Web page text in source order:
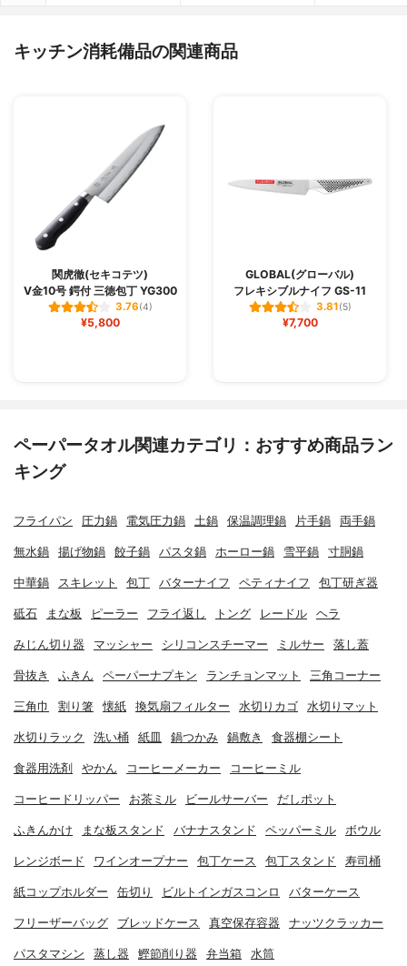
キッチン消耗備品の関連商品
関虎徹(セキコテツ)
V金10号 鍔付 三徳包丁 YG300
3.76(4)
¥5,800
GLOBAL(グローバル)
フレキシブルナイフ GS-11
3.81(5)
¥7,700
ペーパータオル関連カテゴリ：おすすめ商品ラン
キング
フライパン 圧力鍋 電気圧力鍋 土鍋 保温調理鍋 片手鍋 両手鍋
無水鍋 揚げ物鍋 餃子鍋 パスタ鍋 ホーロー鍋 雪平鍋 寸胴鍋
中華鍋 スキレット 包丁 バターナイフ ペティナイフ 包丁研ぎ器
砥石 まな板 ピーラー フライ返し トング レードル ヘラ
みじん切り器 マッシャー シリコンスチーマー ミルサー 落し蓋
骨抜き ふきん ペーパーナプキン ランチョンマット 三角コーナー
三角巾 割り箸 懐紙 換気扇フィルター 水切りカゴ 水切りマット
水切りラック 洗い桶 紙皿 鍋つかみ 鍋敷き 食器棚シート
食器用洗剤 やかん コーヒーメーカー コーヒーミル
コーヒードリッパー お茶ミル ビールサーバー だしポット
ふきんかけ まな板スタンド バナナスタンド ペッパーミル ボウル
レンジボード ワインオープナー 包丁ケース 包丁スタンド 寿司桶
紙コップホルダー 缶切り ビルトインガスコンロ バターケース
フリーザーバッグ ブレッドケース 真空保存容器 ナッツクラッカー
パスタマシン 蒸し器 鰹節削り器 弁当箱 水筒